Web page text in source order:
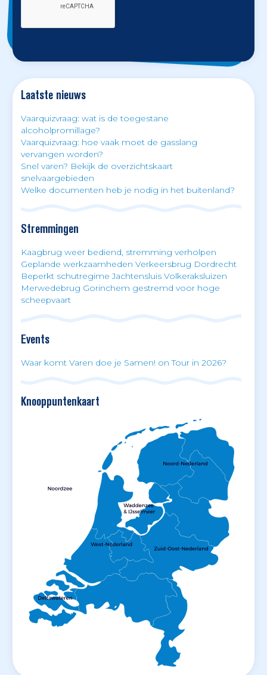
Laatste nieuws
Vaarquizvraag: wat is de toegestane
alcoholpromillage?
Vaarquizvraag: hoe vaak moet de gasslang
vervangen worden?
Snel varen? Bekijk de overzichtskaart
snelvaargebieden
Welke documenten heb je nodig in het buitenland?
Stremmingen
Kaagbrug weer bediend, stremming verholpen
Geplande werkzaamheden Verkeersbrug Dordrecht
Beperkt schutregime Jachtensluis Volkeraksluizen
Merwedebrug Gorinchem gestremd voor hoge
scheepvaart
Events
Waar komt Varen doe je Samen! on Tour in 2026?
Knooppuntenkaart